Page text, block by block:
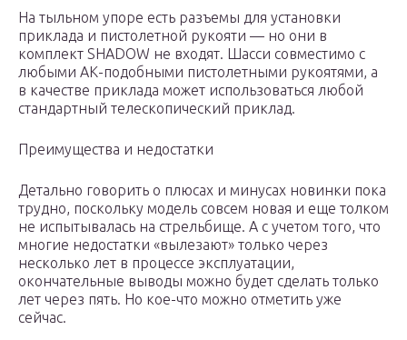
На тыльном упоре есть разъемы для установки
приклада и пистолетной рукояти — но они в
комплект SHADOW не входят. Шасси совместимо с
любыми АК-подобными пистолетными рукоятями, а
в качестве приклада может использоваться любой
стандартный телескопический приклад.
Преимущества и недостатки
Детально говорить о плюсах и минусах новинки пока
трудно, поскольку модель совсем новая и еще толком
не испытывалась на стрельбище. А с учетом того, что
многие недостатки «вылезают» только через
несколько лет в процессе эксплуатации,
окончательные выводы можно будет сделать только
лет через пять. Но кое-что можно отметить уже
сейчас.